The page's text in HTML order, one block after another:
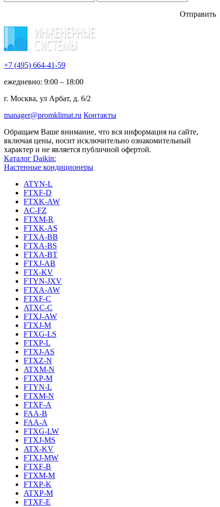
Отправить
+7 (495) 664-41-59
ежедневно: 9:00 – 18:00
г. Москва, ул Арбат, д. 6/2
manager@promklimat.ru Контакты
Обращаем Ваше внимание, что вся информация на сайте,
включая цены, носит исключительно ознакомительный
характер и не является публичной офертой.
Каталог Daikin:
Настенные кондиционеры
ATYN-L
FTXF-D
FTXK-AW
AC-FZ
FTXM-R
FTXK-AS
FTXA-BB
FTXA-BS
FTXA-BT
FTXJ-AB
FTX-KV
FTYN-JXV
FTXA-AW
FTXF-C
ATXC-C
FTXJ-AW
FTXJ-M
FTXG-LS
FTXP-L
FTXJ-AS
FTXZ-N
ATXM-N
FTXP-M
FTYN-L
FTXM-N
FTXF-A
FAA-B
FAA-A
FTXG-LW
FTXJ-MS
ATX-KV
FTXJ-MW
FTXF-B
FTXM-M
FTXP-K
ATXP-M
FTXF-E